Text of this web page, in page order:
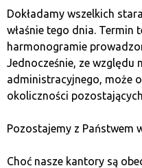
Blok
Blok to jednostka
która zawiera zestaw
z poprzednim blokiem,
zdecentralizowany
Dokładamy wszelkich
właśnie tego dnia. Termin
harmonogramie
Jednocześnie, ze względu
administracyjnego, może
okoliczności
Pozostajemy z Państwem
Choć nasze kantory są